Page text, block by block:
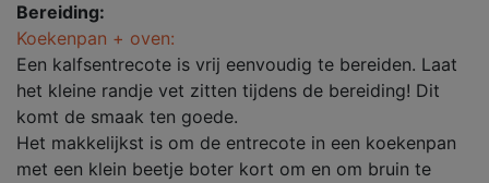
Bereiding:
Koekenpan + oven:
Een kalfsentrecote is vrij eenvoudig te bereiden. Laat
het kleine randje vet zitten tijdens de bereiding! Dit
komt de smaak ten goede.
Het makkelijkst is om de entrecote in een koekenpan
met een klein beetje boter kort om en om bruin te